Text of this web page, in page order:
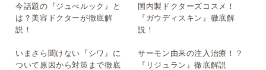
▶
今話題の『ジュべルック』と
は？美容ドクターが徹底解
説！
▶
国内製ドクターズコスメ！
『ガウディスキン』徹底解
説！
▶
いまさら聞けない『シワ』に
ついて原因から対策まで徹底
▶
サーモン由来の注入治療！？
『リジュラン』徹底解説